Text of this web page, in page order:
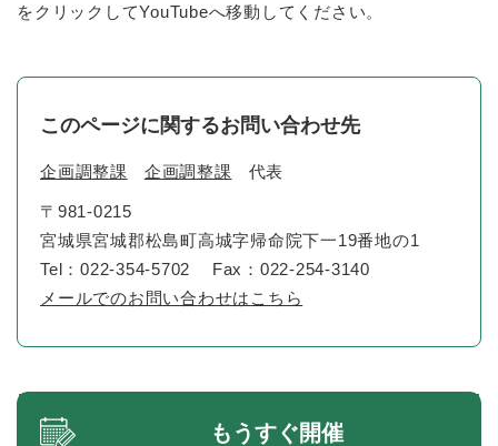
をクリックしてYouTubeへ移動してください。
このページに関するお問い合わせ先
企画調整課 企画調整課 代表
〒981-0215
宮城県宮城郡松島町高城字帰命院下一19番地の1
Tel：022-354-5702
Fax：022-254-3140
メールでのお問い合わせはこちら
もうすぐ開催